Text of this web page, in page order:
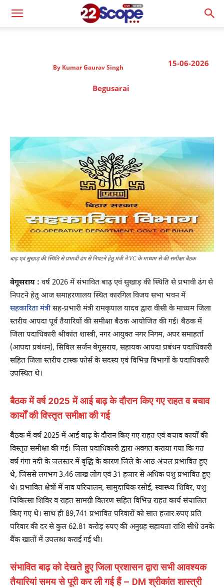
15-06-2026
By Kumar Gaurav Singh
Begusarai
बाढ़ एवं सुखाड़ की स्थिति से प्रभावी ढंग से निपटने हेतु मंत्री ने VC के माध्यम से की समीक्षा बैठक
बेगूसराय : वर्ष 2026 में संभावित बाढ़ एवं सुखाड़ की स्थिति से प्रभावी ढंग से
निपटने हेतु आज समाहरणालय स्थित कारगिल विजय सभा भवन में
सहकारिता मंत्रीसह-प्रभारी मंत्री रामकृपाल यादव द्वारा वीसी के माध्यम जिला
स्तरीय आपदा पूर्व तैयारियों की समीक्षा बैठक आयोजित की गई। बैठक में
जिला पदाधिकारी श्रीकांत शास्त्री, नगर आयुक्त नगर निगम, अपर समाहर्ता
(आपदा प्रबंधन), सिविल सर्जन बेगूसराय, सहायक आपदा प्रबंधन पदाधिकारी
सहित जिला स्तरीय टास्क फोर्स के सदस्य एवं विभिन्न विभागों के पदाधिकारी
उपस्थित थे।
बैठक में वर्ष 2025 में आई बाढ़ के दौरान किए गए राहत व बचाव
कार्यों की विस्तृत समीक्षा की गई
बैठक में वर्ष 2025 में आई बाढ़ के दौरान किए गए राहत एवं बचाव कार्यों की
विस्तृत समीक्षा की गई। जिला पदाधिकारी द्वारा अवगत कराया गया कि गत
वर्ष गंगा नदी के जलस्तर में वृद्धि के कारण जिले के आठ अंचल प्रभावित हुए
थे, जिससे लगभग 3.46 लाख लोग एवं 31 हजार से अधिक पशु प्रभावित हुए
थे। प्रभावित क्षेत्रों में नाव परिचालन, सामुदायिक रसोई, स्वास्थ्य शिविर, पशु
चिकित्सा शिविर व राहत सामग्री वितरण सहित विभिन्न राहत कार्य संचालित
किए गए थे। साथ ही 89,741 प्रभावित परिवारों को सात हजार रुपए प्रति
परिवार की दर से कुल 62.81 करोड़ रुपए की अनुग्रह सहायता राशि सीधे उनके
बैंक खातों में उपलब्ध कराई गई थी।
संभावित बाढ़ को देखते हुए जिला प्रशासन द्वारा सभी आवश्यक
तैयारियां समय से पूरी कर ली गई हैं – DM श्रीकांत शास्त्री